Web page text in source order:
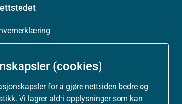
(cookies)
for å gjøre nettsiden bedre og
Vi lagrer aldri opplysninger som kan
og informasjonskapsler